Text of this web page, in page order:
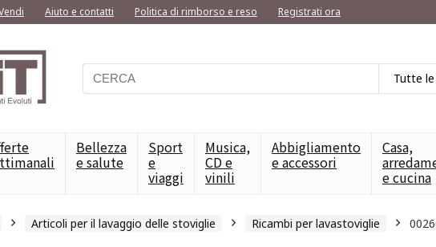
Aiuto e contatti Politica di rimborso e reso Registrati ora
Tutte
Bellezza
e salute
Sport
e
viaggi
Musica,
CD e
vinili
Abbigliamento
e accessori
Casa,
e cucina
Articoli per il lavaggio delle stoviglie Ricambi per lavastoviglie